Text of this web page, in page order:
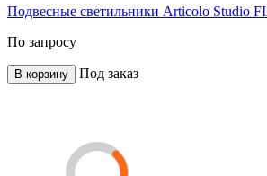
Подвесные светильники Articolo Studio
По запросу
В корзину Под заказ